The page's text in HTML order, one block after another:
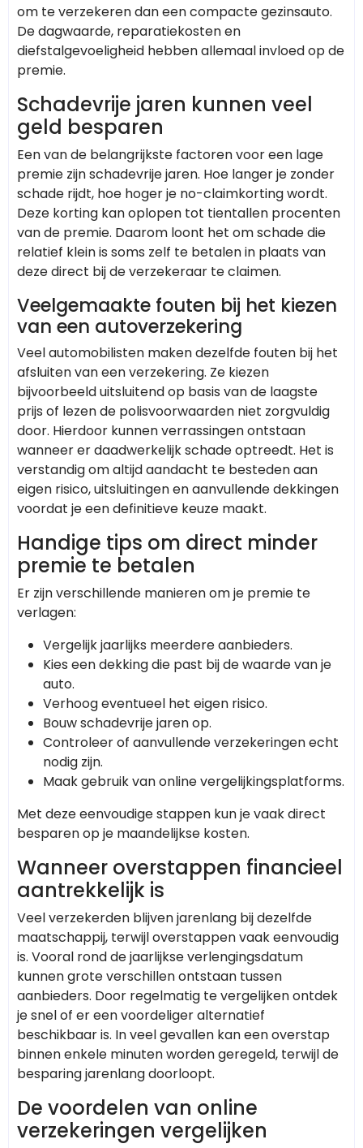
om te verzekeren dan een compacte gezinsauto.
De dagwaarde, reparatiekosten en
diefstalgevoeligheid hebben allemaal invloed op de
premie.
Schadevrije jaren kunnen veel
geld besparen
Een van de belangrijkste factoren voor een lage
premie zijn schadevrije jaren. Hoe langer je zonder
schade rijdt, hoe hoger je no-claimkorting wordt.
Deze korting kan oplopen tot tientallen procenten
van de premie. Daarom loont het om schade die
relatief klein is soms zelf te betalen in plaats van
deze direct bij de verzekeraar te claimen.
Veelgemaakte fouten bij het kiezen
van een autoverzekering
Veel automobilisten maken dezelfde fouten bij het
afsluiten van een verzekering. Ze kiezen
bijvoorbeeld uitsluitend op basis van de laagste
prijs of lezen de polisvoorwaarden niet zorgvuldig
door. Hierdoor kunnen verrassingen ontstaan
wanneer er daadwerkelijk schade optreedt. Het is
verstandig om altijd aandacht te besteden aan
eigen risico, uitsluitingen en aanvullende dekkingen
voordat je een definitieve keuze maakt.
Handige tips om direct minder
premie te betalen
Er zijn verschillende manieren om je premie te
verlagen:
Vergelijk jaarlijks meerdere aanbieders.
Kies een dekking die past bij de waarde van je
auto.
Verhoog eventueel het eigen risico.
Bouw schadevrije jaren op.
Controleer of aanvullende verzekeringen echt
nodig zijn.
Maak gebruik van online vergelijkingsplatforms.
Met deze eenvoudige stappen kun je vaak direct
besparen op je maandelijkse kosten.
Wanneer overstappen financieel
aantrekkelijk is
Veel verzekerden blijven jarenlang bij dezelfde
maatschappij, terwijl overstappen vaak eenvoudig
is. Vooral rond de jaarlijkse verlengingsdatum
kunnen grote verschillen ontstaan tussen
aanbieders. Door regelmatig te vergelijken ontdek
je snel of er een voordeliger alternatief
beschikbaar is. In veel gevallen kan een overstap
binnen enkele minuten worden geregeld, terwijl de
besparing jarenlang doorloopt.
De voordelen van online
verzekeringen vergelijken